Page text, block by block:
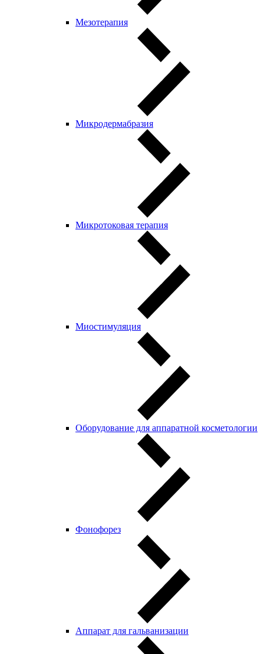
Мезотерапия
Микродермабразия
Микротоковая терапия
Миостимуляция
Оборудование для аппаратной косметологии
Фонофорез
Аппарат для гальванизации